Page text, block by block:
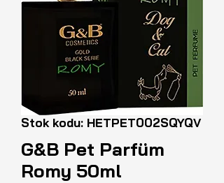
Stok kodu: HETPET002SQYQV
G&B Pet Parfüm
Romy 50ml